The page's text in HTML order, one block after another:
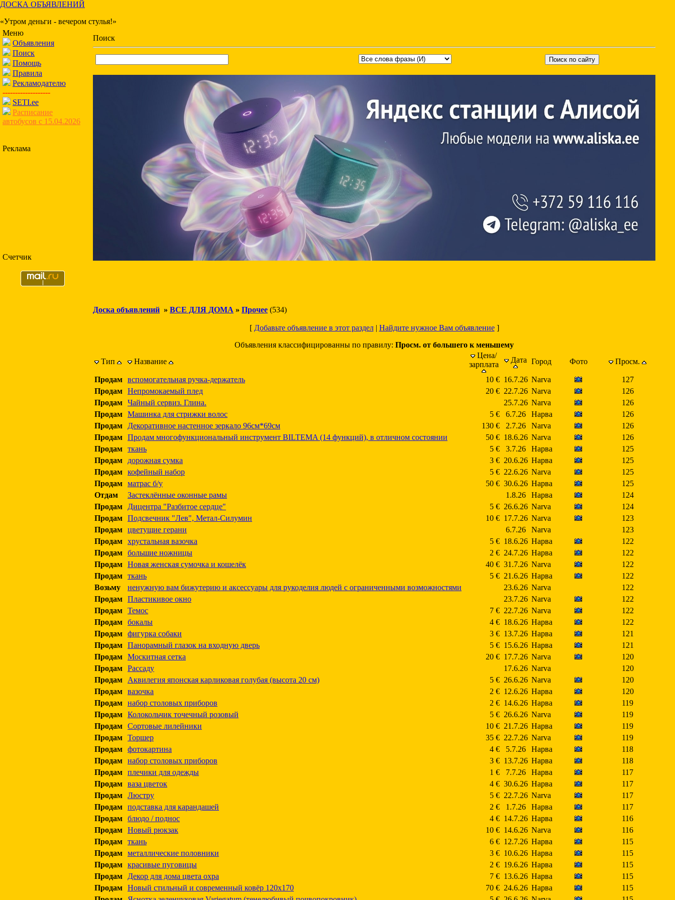
ДОСКА ОБЪЯВЛЕНИЙ
«Утром деньги - вечером стулья!»
Меню
Объявления
Поиск
Помощь
Правила
Рекламодателю
-------------------
SETI.ee
Расписание
автобусов с 15.04.2026
Реклама
Счетчик
Поиск
Доска объявлений » ВСЕ ДЛЯ ДОМА » Прочее (534)
[ Добавьте объявление в этот раздел| Найдите нужное Вам объявление]
Объявления классифицированны по правилу: Просм. от большего к меньшему
Тип
Название
Цена/
зарплата
Дата Город Фото Просм.
Продам вспомогательная ручка-держатель 10 € 16.7.26 Narva
127
Продам Непромокаемый плед 20 € 22.7.26 Narva
126
Продам Чайный сервиз. Глина. 25.7.26 Narva
126
Продам Машинка для стрижки волос 5 € 6.7.26 Нарва
126
Продам
Декоративное настенное зеркало 96см*69см 130 € 2.7.26 Narva
126
Продам Продам многофункциональный инструмент BILTEMA (14 функций), в отличном состоянии 50 € 18.6.26 Narva
126
Продам ткань 5 € 3.7.26 Нарва
125
Продам
дорожная сумка 3 € 20.6.26 Нарва
125
Продам кофейный набор 5 € 22.6.26 Narva
125
Продам матрас б/у 50 € 30.6.26 Нарва
125
Отдам
Застеклённые оконные рамы 1.8.26 Нарва
124
Продам
Дицентра "Разбитое сердце" 5 € 26.6.26 Narva
124
Продам Подсвечник "Лев", Метал-Силумин 10 € 17.7.26 Narva
123
Продам цветущие герани 6.7.26 Narva
123
Продам хрустальная вазочка 5 € 18.6.26 Нарва
122
Продам большие ножницы 2 € 24.7.26 Нарва
122
Продам Новая женская сумочка и кошелёк 40 € 31.7.26 Narva
122
Продам ткань 5 € 21.6.26 Нарва
122
Возьму
ненужную вам бижутерию и аксессуары для рукоделия людей с ограниченными возможностями 23.6.26 Narva
122
Продам Пластикивое окно 23.7.26 Narva
122
Продам Темос 7 € 22.7.26 Narva
122
Продам бокалы 4 € 18.6.26 Нарва
122
Продам фигурка собаки 3 € 13.7.26 Нарва
121
Продам Панорамный глазок на входную дверь 5 € 15.6.26 Нарва
121
Продам Москитная сетка 20 € 17.7.26 Narva
120
Продам Рассаду 17.6.26 Narva
120
Продам
Аквилегия японская карликовая голубая (высота 20 см) 5 € 26.6.26 Narva
120
Продам вазочка 2 € 12.6.26 Нарва
120
Продам набор столовых приборов 2 € 14.6.26 Нарва
119
Продам Колокольчик точечный розовый 5 € 26.6.26 Narva
119
Продам Сортовые лилейники 10 € 21.7.26 Нарва
119
Продам Торшер 35 € 22.7.26 Narva
119
Продам фотокартина 4 € 5.7.26 Нарва
118
Продам набор столовых приборов 3 € 13.7.26 Нарва
118
Продам плечики для одежды 1 € 7.7.26 Нарва
117
Продам ваза цветок 4 € 30.6.26 Нарва
117
Продам Люстру 5 € 22.7.26 Narva
117
Продам подставка для карандашей 2 € 1.7.26 Нарва
117
Продам блюдо / поднос 4 € 14.7.26 Нарва
116
Продам Новый рюкзак 10 € 14.6.26 Narva
116
Продам ткань 6 € 12.7.26 Нарва
115
Продам металлические половники 3 € 10.6.26 Нарва
115
Продам красивые пуговицы 2 € 19.6.26 Нарва
115
Продам
Декор для дома цвета охра 7 € 13.6.26 Нарва
115
Продам Новый стильный и современный ковёр 120x170 70 € 24.6.26 Нарва
115